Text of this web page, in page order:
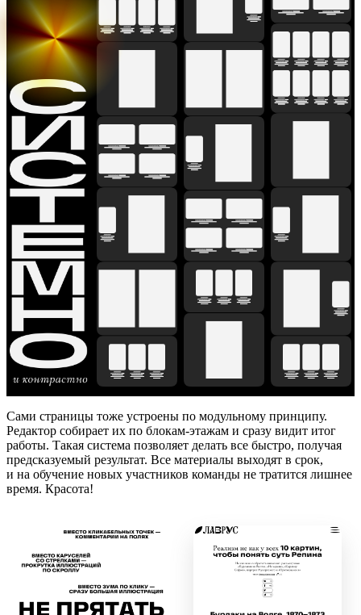
Сами страницы тоже устроены по модульному принципу.
Редактор собирает их по блокам-этажам и сразу видит итог
работы. Такая система позволяет делать все быстро, получая
предсказуемый результат. Все материалы выходят в срок,
и на обучение новых участников команды не тратится лишнее
время. Красота!